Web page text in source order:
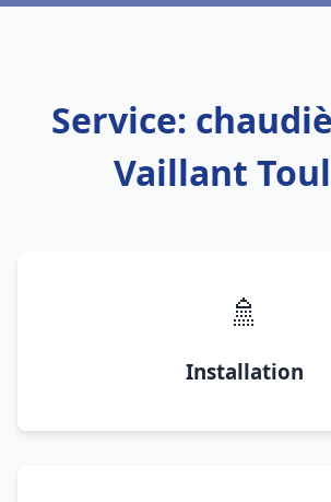
Service:
Vaillant
🚿
Installation